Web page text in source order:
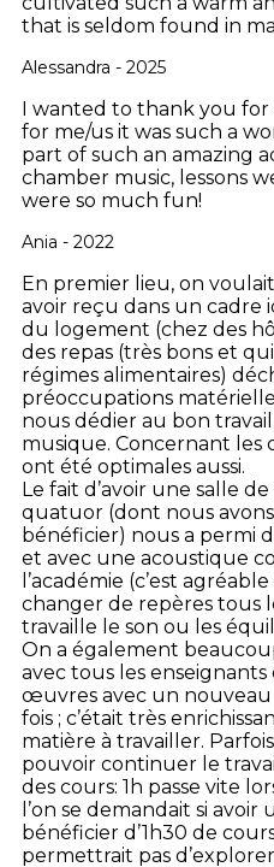
that is seldom found in
Alessandra - 2025
I wanted to thank you
for me/us it was such a
part of such an amazing
chamber music, lessons
were so much fun!
Ania - 2022
En premier lieu, on
avoir reçu dans un cadre
du logement (chez des
des repas (très bons et
régimes alimentaires)
préoccupations
nous dédier au bon
musique. Concernant les
ont été optimales aussi.
Le fait d’avoir une salle
quatuor (dont nous
bénéficier) nous a permi
et avec une acoustique
l’académie (c’est
changer de repères tous
travaille le son ou les
On a également
avec tous les enseignants
œuvres avec un
fois ; c’était très
matière à travailler.
pouvoir continuer le
des cours: 1h passe vite
l’on se demandait si
bénéficier d’1h30 de
permettrait pas